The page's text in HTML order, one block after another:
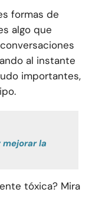
formas de
algo que
al instante
importantes,
mejorar la
tóxica? Mira